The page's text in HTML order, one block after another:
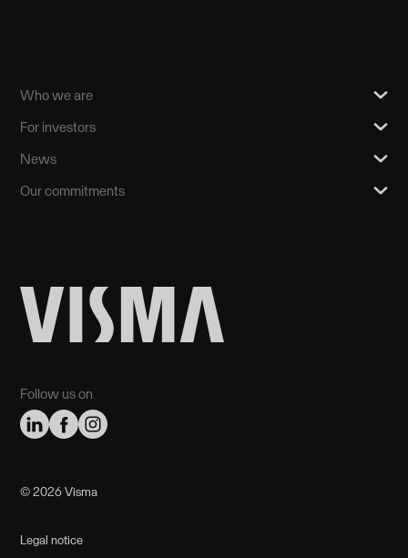
Follow us on
Who we are
For investors
News
Our commitments
©️ 2026 Visma
Legal notice